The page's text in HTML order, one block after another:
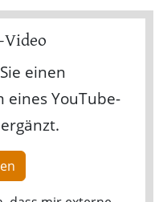
Video
einen
YouTube-